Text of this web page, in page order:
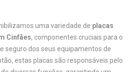
uma variedade de placas
Cinfães, componentes cruciais para o
seguro dos seus equipamentos de
estas placas são responsáveis pelo